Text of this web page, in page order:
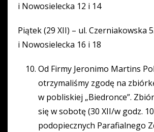
i Nowosielecka 12 i 14
Piątek (29 XII) – ul. Czerniakowska
i Nowosielecka 16 i 18
Od Firmy Jeronimo Martins
otrzymaliśmy zgodę na
w pobliskiej „Biedronce”.
się w sobotę (30 XII/w godz.
podopiecznych Parafialnego